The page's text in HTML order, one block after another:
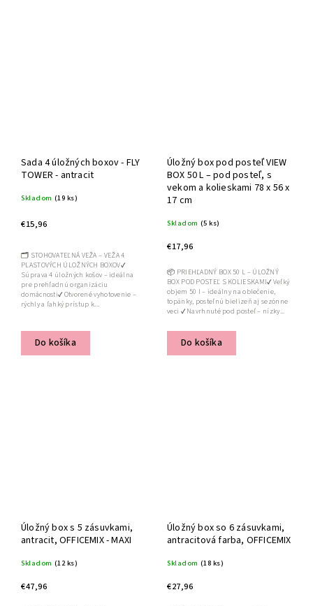
Sada 4 úložných boxov - FLY
TOWER - antracit
Skladom (19 ks)
€15,96
Do košíka
🗂️ STOHOVATEĽNÁ VEŽA – VEŽA 4
PLASTOVÝCH ÚLOŽNÝCH BOXOV✔
Súprava 4 úložných košov – ideálna
pre prehľadnú organizáciu
domácnosti✔ Otvorené vyhotovenie –
rýchly a ľahký prístup k...
Úložný box pod posteľ VIEW
BOX 50 L – pod posteľ, s
vekom a kolieskami 78 x 56 x
17 cm
Skladom (5 ks)
€17,96
Do košíka
📦 PRIEHĽADNÝ BOX 50 L – ÚLOŽNÝ
BOX POD POSTEĽ S KOLIESKAMI✔ Veľký
objem 50 l – ideálny na oblečenie,
topánky, posteľnú bielizeň aj sezónne
veci ✔ Navrhnuté pod posteľ – nízky...
Úložný box s 5 zásuvkami,
antracit, OFFICEMIX - MAXI
Skladom (12 ks)
€47,96
Úložný box so 6 zásuvkami,
antracitová farba, OFFICEMIX
Skladom (18 ks)
€27,96